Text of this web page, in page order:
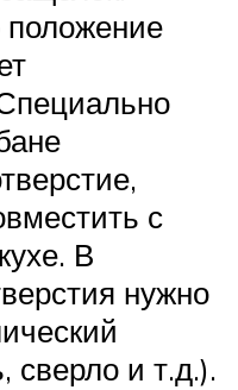
положение
с
В
нужно
сверло и т.д.).